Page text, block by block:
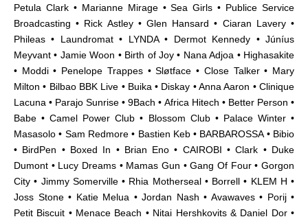
Petula Clark • Marianne Mirage • Sea Girls • Publice Service
Broadcasting • Rick Astley • Glen Hansard • Ciaran Lavery •
Phileas • Laundromat • LYNDA • Dermot Kennedy • Júníus
Meyvant • Jamie Woon • Birth of Joy • Nana Adjoa • Highasakite
• Moddi • Penelope Trappes • Sløtface • Close Talker • Mary
Milton • Bilbao BBK Live • Buika • Diskay • Anna Aaron • Clinique
Lacuna • Parajo Sunrise • 9Bach • Africa Hitech • Better Person •
Babe • Camel Power Club • Blossom Club • Palace Winter •
Masasolo • Sam Redmore • Bastien Keb • BARBAROSSA • Bibio
• BirdPen • Boxed In • Brian Eno • CAIROBI • Clark • Duke
Dumont • Lucy Dreams • Mamas Gun • Gang Of Four • Gorgon
City • Jimmy Somerville • Rhia Motherseal • Borrell • KLEM H •
Joss Stone • Katie Melua • Jordan Nash • Avawaves • Porij •
Petit Biscuit • Menace Beach • Nitai Hershkovits & Daniel Dor •